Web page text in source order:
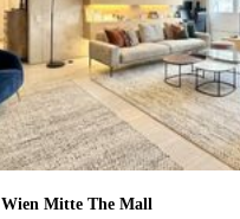
Wien Mitte The Mall